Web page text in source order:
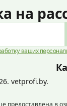
vetprofi.by.
на
ваших